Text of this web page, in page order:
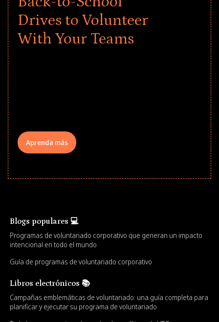
Drives to Volunteer
With Your Teams
Aprenda más
Blogs populares 💻
Programas de voluntariado corporativo que generan un impacto
intencional en todo el mundo
Guía de programas de voluntariado corporativo
Libros electrónicos 📚
Campañas emblemáticas de voluntariado: una guía completa para
planificar y ejecutar su programa de voluntariado